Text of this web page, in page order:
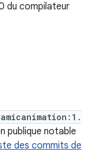
du compilateur
publique notable
des commits de